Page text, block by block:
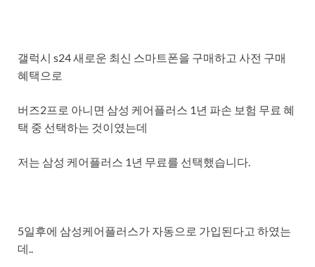
갤럭시 s24 새로운 최신 스마트폰을 구매하고 사전 구매
혜택으로
버즈2프로 아니면 삼성 케어플러스 1년 파손 보험 무료 혜
택 중 선택하는 것이였는데
저는 삼성 케어플러스 1년 무료를 선택했습니다.
5일후에 삼성케어플러스가 자동으로 가입된다고 하였는
데..